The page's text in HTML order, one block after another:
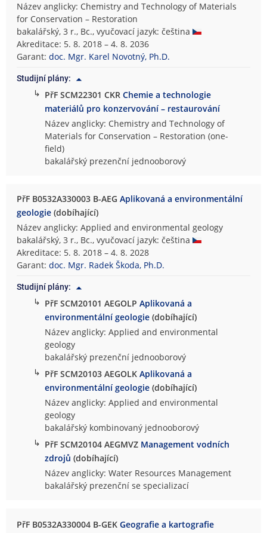
Název anglicky: Chemistry and Technology of Materials
for Conservation – Restoration
bakalářský, 3 r., Bc., vyučovací jazyk: čeština
Akreditace: 5. 8. 2018 – 4. 8. 2036
Garant:doc. Mgr. Karel Novotný, Ph.D.
Studijní plány:
↳ PřF SCM22301 CKRChemie a technologie
materiálů pro konzervování – restaurování
Název anglicky: Chemistry and Technology of
Materials for Conservation – Restoration (one-
field)
bakalářský prezenční jednooborový
PřF B0532A330003 B-AEGAplikovaná a environmentální
geologie (dobíhající)
Název anglicky: Applied and environmental geology
bakalářský, 3 r., Bc., vyučovací jazyk: čeština
Akreditace: 5. 8. 2018 – 4. 8. 2028
Garant:doc. Mgr. Radek Škoda, Ph.D.
Studijní plány:
↳ PřF SCM20101 AEGOLPAplikovaná a
environmentální geologie (dobíhající)
Název anglicky: Applied and environmental
geology
bakalářský prezenční jednooborový
↳ PřF SCM20103 AEGOLKAplikovaná a
environmentální geologie (dobíhající)
Název anglicky: Applied and environmental
geology
bakalářský kombinovaný jednooborový
↳ PřF SCM20104 AEGMVZ Management vodních
zdrojů (dobíhající)
Název anglicky: Water Resources Management
bakalářský prezenční se specializací
PřF B0532A330004 B-GEKGeografie a kartografie